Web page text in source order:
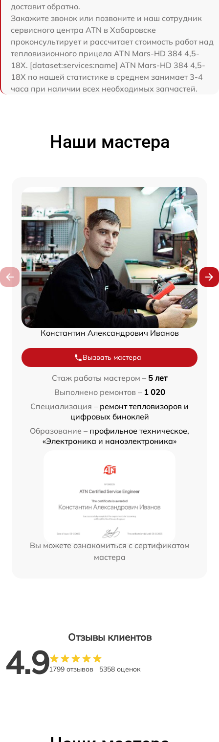
доставит обратно.
Закажите звонок или позвоните и наш сотрудник
сервисного центра ATN в Хабаровске
проконсультирует и рассчитает стоимость работ над
тепловизионного прицела ATN Mars-HD 384 4,5-
18X. [dataset:services:name] ATN Mars-HD 384 4,5-
18X по нашей статистике в среднем занимает 3-4
часа при наличии всех необходимых запчастей.
Наши мастера
Константин Александрович Иванов
Вызвать мастера
Стаж работы мастером – 5 лет
Выполнено ремонтов – 1 020
Специализация – ремонт тепловизоров и
цифровых биноклей
Образование – профильное техническое,
«Электроника и наноэлектроника»
Вы можете ознакомиться с сертификатом
мастера
Отзывы клиентов
4.91799 отзывов 5358 оценок